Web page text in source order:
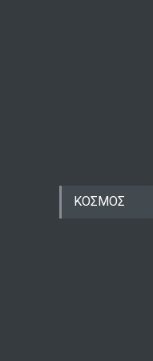
ΚΟΣΜΟΣ